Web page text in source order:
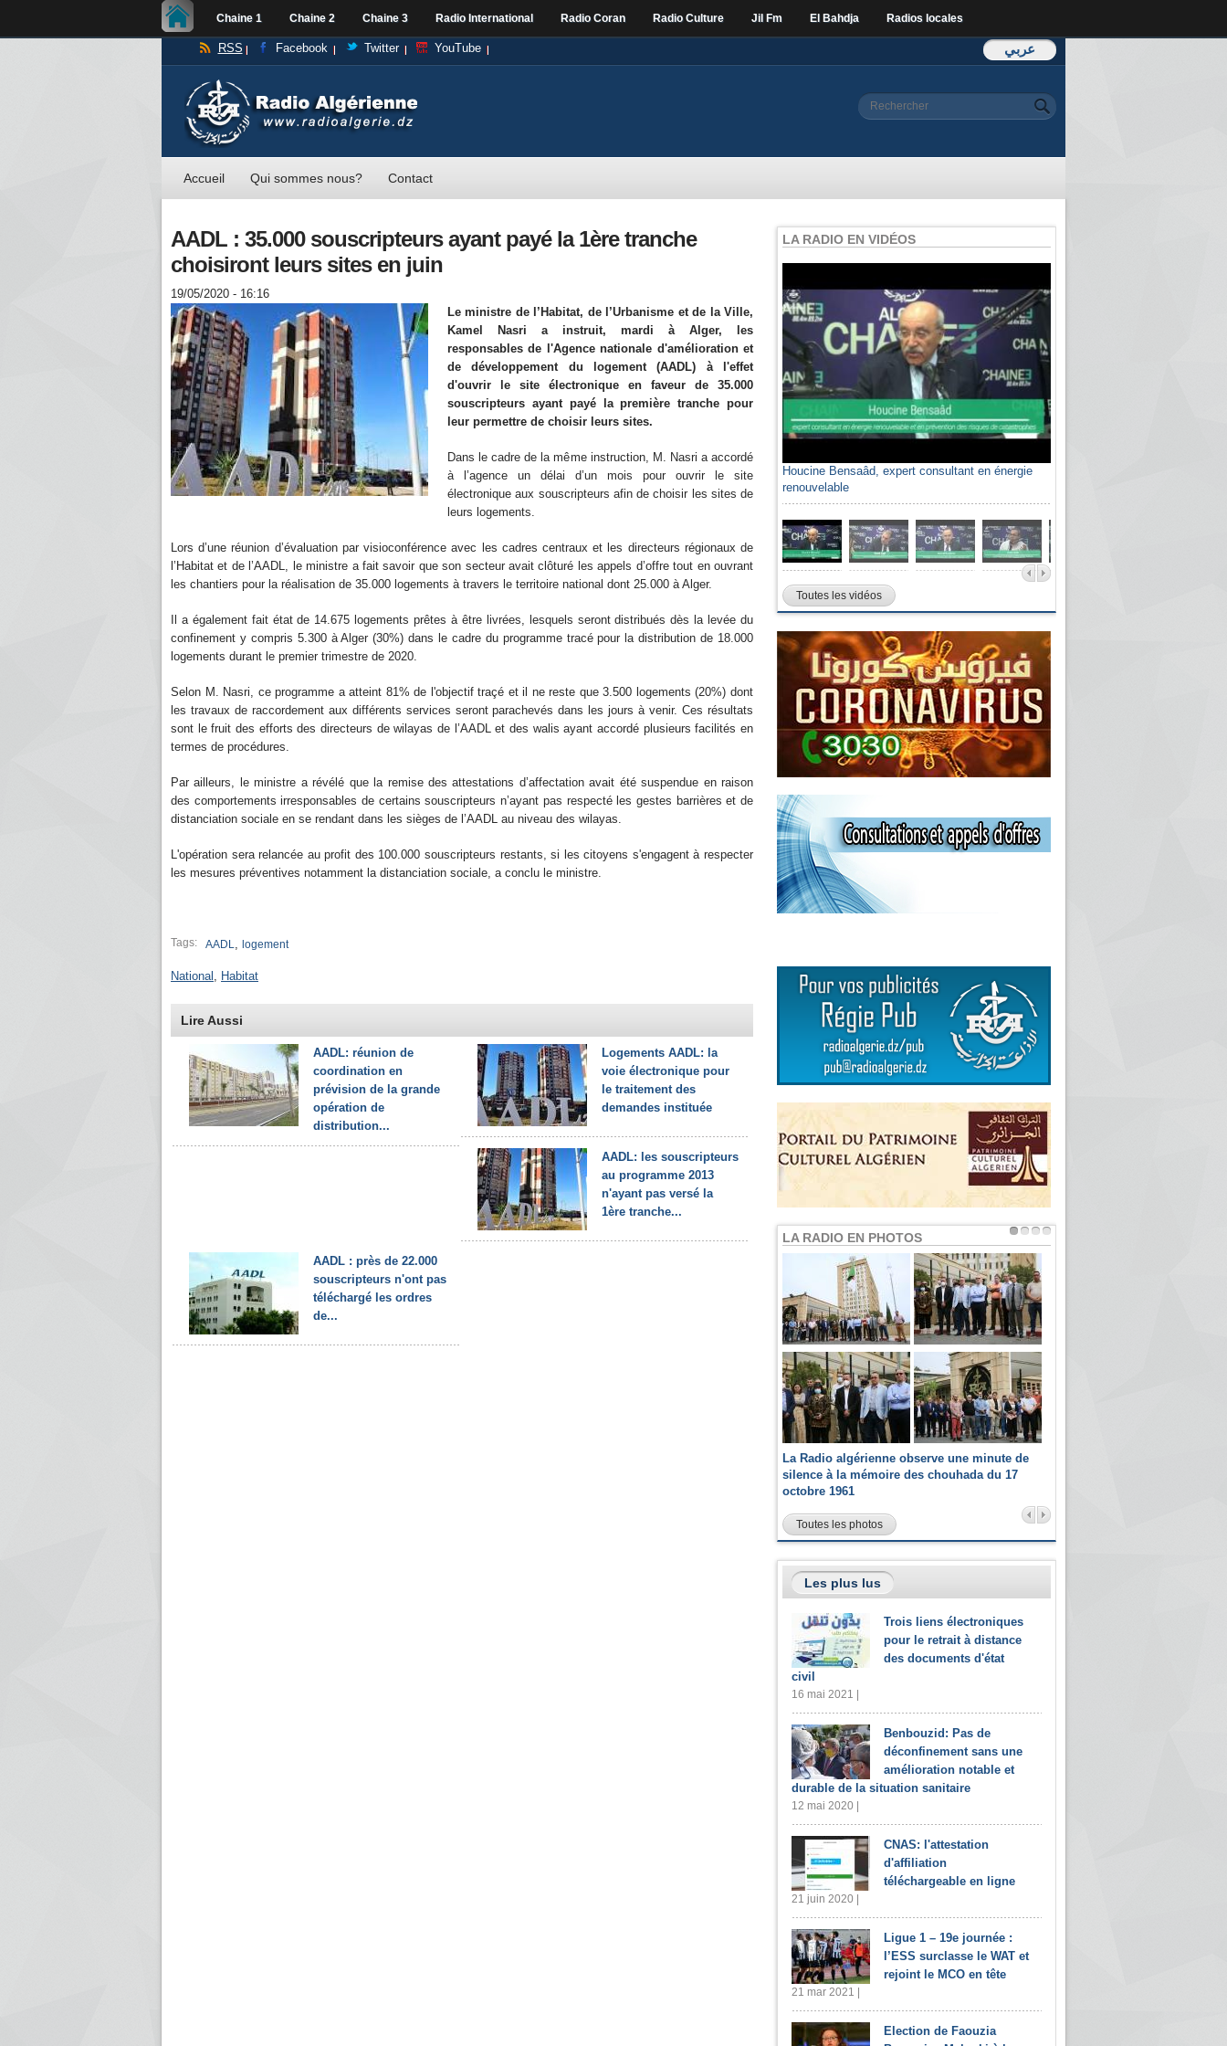
Chaine 1 Chaine 2 Chaine 3 Radio International Radio Coran Radio Culture Jil Fm El Bahdja Radios locales
عربي RSS Facebook Twitter YouTube
Formulaire de
Rechercher
Accueil Qui sommes nous? Contact
AADL : 35.000 souscripteurs ayant payé la 1ère tranche
choisiront leurs sites en juin
19/05/2020 - 16:16
Le ministre de l’Habitat, de l’Urbanisme et de la Ville,
Kamel Nasri a instruit, mardi à Alger, les
responsables de l'Agence nationale d'amélioration et
de développement du logement (AADL) à l'effet
d'ouvrir le site électronique en faveur de 35.000
souscripteurs ayant payé la première tranche pour
leur permettre de choisir leurs sites.
Dans le cadre de la même instruction, M. Nasri a accordé
à l’agence un délai d’un mois pour ouvrir le site
électronique aux souscripteurs afin de choisir les sites de
leurs logements.
Lors d’une réunion d’évaluation par visioconférence avec les cadres centraux et les directeurs régionaux de
l’Habitat et de l’AADL, le ministre a fait savoir que son secteur avait clôturé les appels d’offre tout en ouvrant
les chantiers pour la réalisation de 35.000 logements à travers le territoire national dont 25.000 à Alger.
Il a également fait état de 14.675 logements prêtes à être livrées, lesquels seront distribués dès la levée du
confinement y compris 5.300 à Alger (30%) dans le cadre du programme tracé pour la distribution de 18.000
logements durant le premier trimestre de 2020.
Selon M. Nasri, ce programme a atteint 81% de l'objectif traçé et il ne reste que 3.500 logements (20%) dont
les travaux de raccordement aux différents services seront parachevés dans les jours à venir. Ces résultats
sont le fruit des efforts des directeurs de wilayas de l’AADL et des walis ayant accordé plusieurs facilités en
termes de procédures.
Par ailleurs, le ministre a révélé que la remise des attestations d’affectation avait été suspendue en raison
des comportements irresponsables de certains souscripteurs n’ayant pas respecté les gestes barrières et de
distanciation sociale en se rendant dans les sièges de l’AADL au niveau des wilayas.
L'opération sera relancée au profit des 100.000 souscripteurs restants, si les citoyens s'engagent à respecter
les mesures préventives notamment la distanciation sociale, a conclu le ministre.
Tags: AADL, logement
National , Habitat
Lire Aussi
AADL: réunion de
coordination en
prévision de la grande
opération de
distribution...
Logements AADL: la
voie électronique pour
le traitement des
demandes instituée
AADL: les souscripteurs
au programme 2013
n'ayant pas versé la
1ère tranche...
AADL : près de 22.000
souscripteurs n'ont pas
téléchargé les ordres
de...
LA RADIO EN VIDÉOS
Houcine Bensaâd, expert consultant en énergie
renouvelable
Toutes les vidéos
LA RADIO EN PHOTOS
La Radio algérienne observe une minute de
silence à la mémoire des chouhada du 17
octobre 1961
Toutes les photos
Les plus lus
Trois liens électroniques
pour le retrait à distance
des documents d'état
civil
16 mai 2021 |
Benbouzid: Pas de
déconfinement sans une
amélioration notable et
durable de la situation sanitaire
12 mai 2020 |
CNAS: l'attestation
d'affiliation
téléchargeable en ligne
21 juin 2020 |
Ligue 1 – 19e journée :
l’ESS surclasse le WAT et
rejoint le MCO en tête
21 mar 2021 |
Election de Faouzia